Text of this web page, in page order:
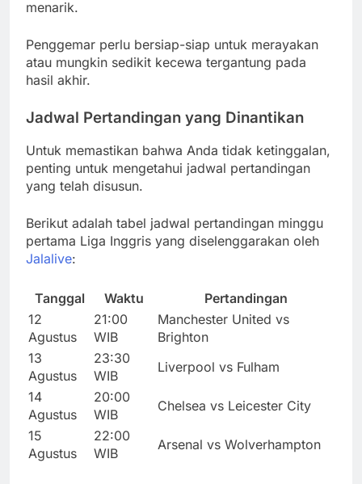
menarik.
Penggemar perlu bersiap-siap untuk merayakan
atau mungkin sedikit kecewa tergantung pada
hasil akhir.
Jadwal Pertandingan yang Dinantikan
Untuk memastikan bahwa Anda tidak ketinggalan,
penting untuk mengetahui jadwal pertandingan
yang telah disusun.
Berikut adalah tabel jadwal pertandingan minggu
pertama Liga Inggris yang diselenggarakan oleh
Jalalive:
Tanggal Waktu
Pertandingan
12
Agustus
21:00
WIB
Manchester United vs
Brighton
13
Agustus
23:30
WIB
Liverpool vs Fulham
14
Agustus
20:00
WIB
Chelsea vs Leicester City
15
Agustus
22:00
WIB
Arsenal vs Wolverhampton